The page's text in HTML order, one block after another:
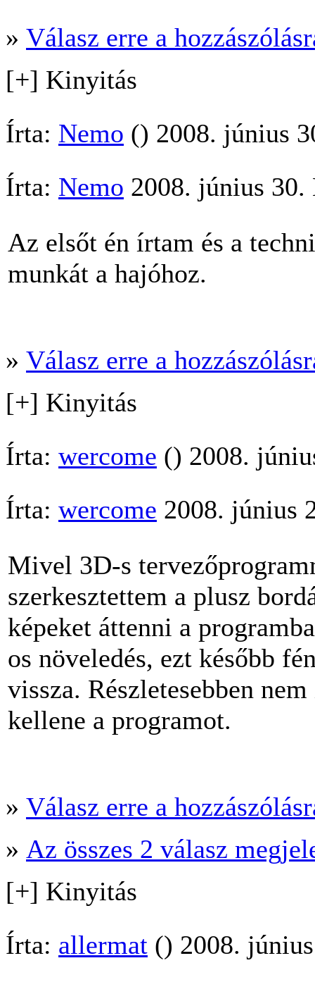
» Válasz erre a
[+] Kinyitás
Írta: Nemo () 2008. június
Írta: Nemo 2008. június
Az elsőt én írtam és a
munkát a hajóhoz.
» Válasz erre a
[+] Kinyitás
Írta: wercome () 2008.
Írta: wercome 2008. június
Mivel 3D-s
szerkesztettem a plusz
képeket áttenni a
os növeledés, ezt később
vissza. Részletesebben
kellene a programot.
» Válasz erre a
» Az összes 2 válasz
[+] Kinyitás
Írta: allermat () 2008.